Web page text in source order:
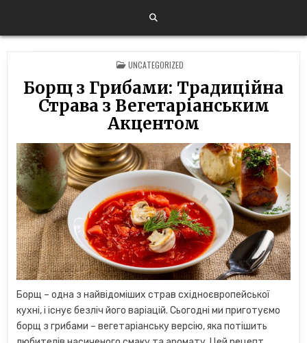
POSTED
IN
UNCATEGORIZED
Борщ з Грибами: Традиційна
Страва з Вегетаріанським
Акцентом
Борщ – одна з найвідоміших страв східноєвропейської
кухні, і існує безліч його варіацій. Сьогодні ми приготуємо
борщ з грибами – вегетаріанську версію, яка потішить